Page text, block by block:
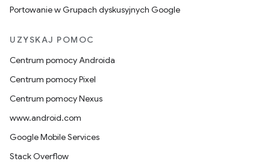
Portowanie w Grupach dyskusyjnych Google
UZYSKAJ POMOC
Centrum pomocy Androida
Centrum pomocy Pixel
Centrum pomocy Nexus
www.android.com
Google Mobile Services
Stack Overflow